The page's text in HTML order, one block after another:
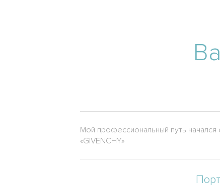
Мой профессиональный путь
«GIVENCHY»